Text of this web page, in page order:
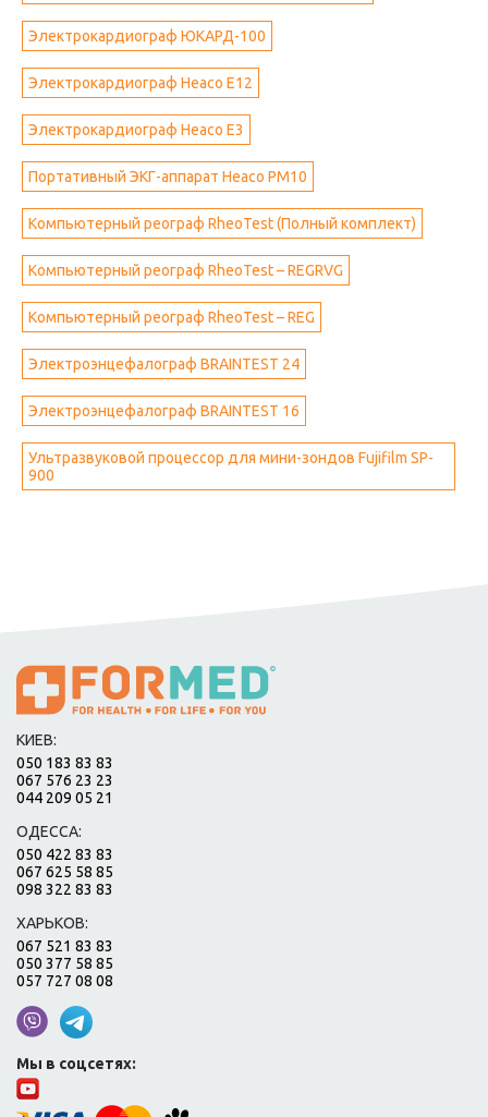
Электрокардиограф ЮКАРД-100
Электрокардиограф Heaco E12
Электрокардиограф Heaco E3
Портативный ЭКГ-аппарат Heaco PM10
Компьютерный реограф RheoTest (Полный комплект)
Компьютерный реограф RheoTest – REGRVG
Компьютерный реограф RheoTest – REG
Электроэнцефалограф BRAINTEST 24
Электроэнцефалограф BRAINTEST 16
Ультразвуковой процессор для мини-зондов Fujifilm SP-
900
КИЕВ:
050 183 83 83
067 576 23 23
044 209 05 21
ОДЕССА:
050 422 83 83
067 625 58 85
098 322 83 83
ХАРЬКОВ:
067 521 83 83
050 377 58 85
057 727 08 08
Мы в соцсетях: